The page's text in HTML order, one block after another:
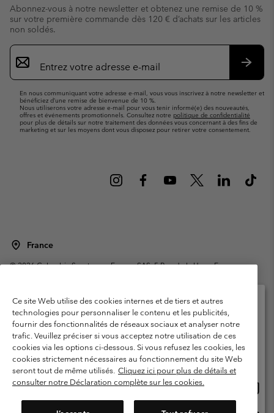
Abonnez-vous à notre newsletter et obtenez une remise de 10 %
sur votre première commande dès 120 € d’achats sur les articles
non soldés.
Inscription
par
e-
En nous communiquant votre adresse e-mail, vous vous inscrivez à notre newsletter et
bénéficiez d’une remise de bienvenue de 10 %.
Nous utiliserons votre adresse e-mail pour vous tenir informé(e) des nouveautés,
offres et événements promotionnels. Consultez notre politique de confidentialité
pour plus de détails sur notre traitement des données vous concernant à des fins de
marketing et sur les moyens dont vous disposez pour retirer votre consentement.
France
©2026Columbia Sportswear Europe SAS. 5 Rue de la Haye, Espace
Garanties Légales
Politique de confidentialité
Conditions d'utilisation - Membres
Conditions D'utilisation - Contenu généré par l'utilisateur
Impressum
Cookies
Public CBCR
Service client: Lun - Sam de 9h à 13h et de 14h à 18h
Ce site Web utilise des cookies internes et de tiers et autres
technologies pour personnaliser le contenu et les publicités,
fournir des fonctionnalités de réseaux sociaux et analyser notre
trafic. Veuillez préciser si vous acceptez notre utilisation de ces
cookies via les options ci-dessous. Si vous refusez les cookies, les
cookies strictement nécessaires au fonctionnement du site Web
seront tout de même utilisés. Cliquez ici pour plus de détails et
consulter notre Déclaration complète sur les cookies.
Veuillez sélectionner votre pays d’expédition et
votre langue
Achats en ligne disponibles
United States
ligne